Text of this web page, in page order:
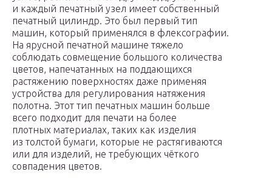
и каждый печатный узел имеет собственный
печатный цилиндр. Это был первый тип
машин, который применялся в флексографии.
На ярусной печатной машине тяжело
соблюдать совмещение большого количества
цветов, напечатанных на поддающихся
растяжению поверхностях даже применяя
устройства для регулирования натяжения
полотна. Этот тип печатных машин больше
всего подходит для печати на более
плотных материалах, таких как изделия
из толстой бумаги, которые не растягиваются
или для изделий, не требующих чёткого
совпадения цветов.